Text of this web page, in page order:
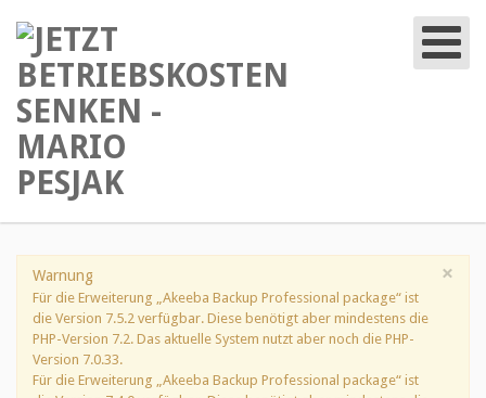
×
Warnung
Für die Erweiterung „Akeeba Backup Professional package“ ist
die Version 7.5.2 verfügbar. Diese benötigt aber mindestens die
PHP-Version 7.2. Das aktuelle System nutzt aber noch die PHP-
Version 7.0.33.
Für die Erweiterung „Akeeba Backup Professional package“ ist